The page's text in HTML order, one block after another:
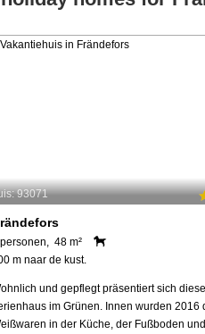
93071
48 m²
m naar de kust.
und gepflegt präsentiert sich
im Grünen. Innen wurden 2016
in der Küche, der Fußboden